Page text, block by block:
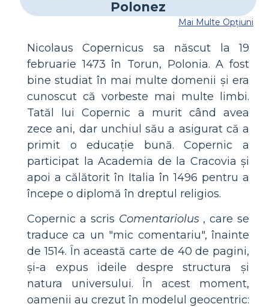
Mai Multe Opțiuni
Nicolaus Copernicus sa născut la 19
februarie 1473 în Torun, Polonia. A fost
bine studiat în mai multe domenii și era
cunoscut că vorbeste mai multe limbi.
Tatăl lui Copernic a murit când avea
zece ani, dar unchiul său a asigurat că a
primit o educație bună. Copernic a
participat la Academia de la Cracovia și
apoi a călătorit în Italia în 1496 pentru a
începe o diplomă în dreptul religios.
Copernic a scris Comentariolus, care se
traduce ca un "mic comentariu", înainte
de 1514. În această carte de 40 de pagini,
și-a expus ideile despre structura și
natura universului. În acest moment,
oamenii au crezut în modelul geocentric: